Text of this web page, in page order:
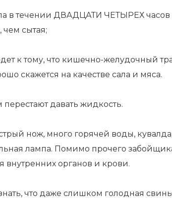
в течении ДВАДЦАТИ ЧЕТЫРЕХ часов
сытая;
к тому, что кишечно-желудочный
скажется на качестве сала и мяса.
давать жидкость.
нож, много горячей воды,
лампа. Помимо прочего
внутренних органов и крови.
что даже слишком голодная